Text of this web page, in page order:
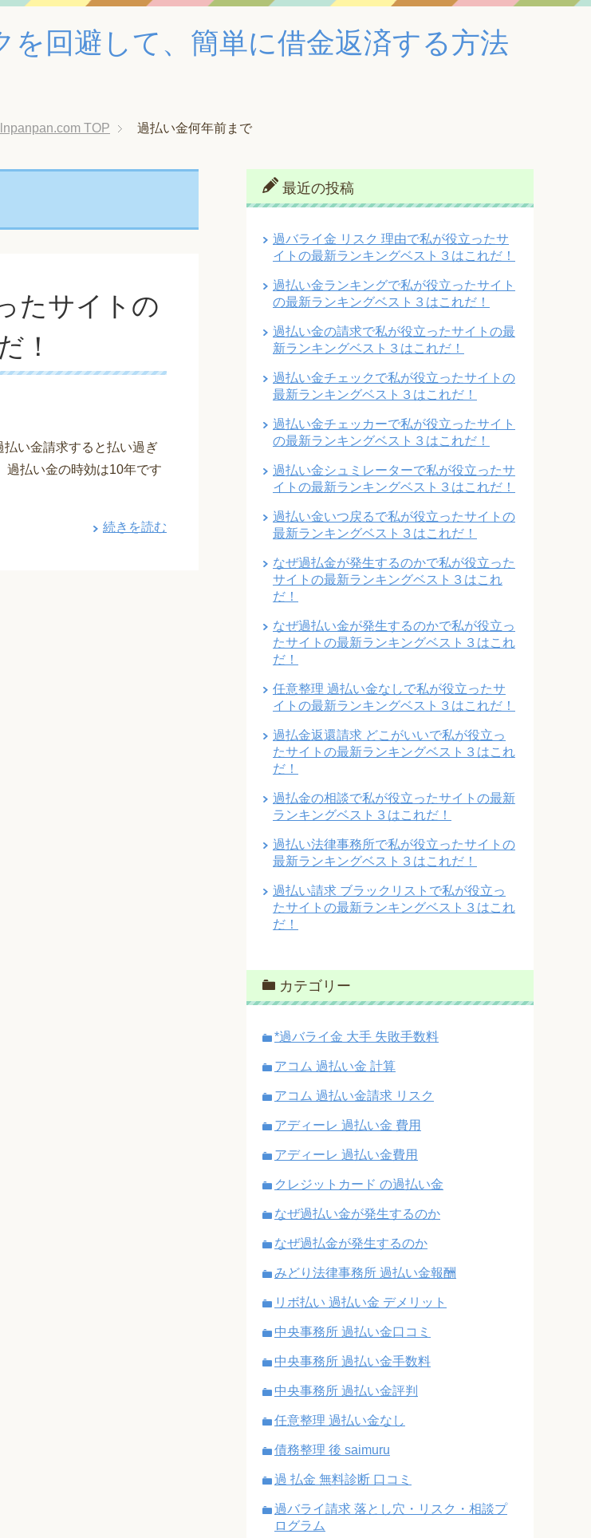
回避して、簡単に借金返済する方法
TOP 過払い金何年前まで
たサイトの
！
い金請求すると払い過ぎ
過払い金の時効は10年です
続きを読む
最近の投稿
過バライ金 リスク 理由で私が役立ったサ
イトの最新ランキングベスト３はこれだ！
過払い金ランキングで私が役立ったサイト
の最新ランキングベスト３はこれだ！
過払い金の請求で私が役立ったサイトの最
新ランキングベスト３はこれだ！
過払い金チェックで私が役立ったサイトの
最新ランキングベスト３はこれだ！
過払い金チェッカーで私が役立ったサイト
の最新ランキングベスト３はこれだ！
過払い金シュミレーターで私が役立ったサ
イトの最新ランキングベスト３はこれだ！
過払い金いつ戻るで私が役立ったサイトの
最新ランキングベスト３はこれだ！
なぜ過払金が発生するのかで私が役立った
サイトの最新ランキングベスト３はこれ
だ！
なぜ過払い金が発生するのかで私が役立っ
たサイトの最新ランキングベスト３はこれ
だ！
任意整理 過払い金なしで私が役立ったサ
イトの最新ランキングベスト３はこれだ！
過払金返還請求 どこがいいで私が役立っ
たサイトの最新ランキングベスト３はこれ
だ！
過払金の相談で私が役立ったサイトの最新
ランキングベスト３はこれだ！
過払い法律事務所で私が役立ったサイトの
最新ランキングベスト３はこれだ！
過払い請求 ブラックリストで私が役立っ
たサイトの最新ランキングベスト３はこれ
だ！
カテゴリー
*過バライ金 大手 失敗手数料
アコム 過払い金 計算
アコム 過払い金請求 リスク
アディーレ 過払い金 費用
アディーレ 過払い金費用
クレジットカード の過払い金
なぜ過払い金が発生するのか
なぜ過払金が発生するのか
みどり法律事務所 過払い金報酬
リボ払い 過払い金 デメリット
中央事務所 過払い金口コミ
中央事務所 過払い金手数料
中央事務所 過払い金評判
任意整理 過払い金なし
債務整理 後 saimuru
過 払金 無料診断 口コミ
過バライ請求 落とし穴・リスク・相談プ
ログラム